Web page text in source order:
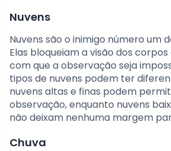
Nuvens
Nuvens são o inimigo número um
Elas bloqueiam a visão dos
com que a observação seja
tipos de nuvens podem ter
nuvens altas e finas podem
observação, enquanto nuvens
não deixam nenhuma margem
Chuva